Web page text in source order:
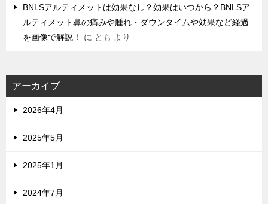
BNLSアルティメットは効果なし？効果はいつから？BNLSア
ルティメット鼻の痛みや腫れ・ダウンタイムや効果など経過
を画像で解説！
に とも より
アーカイブ
2026年4月
2025年5月
2025年1月
2024年7月